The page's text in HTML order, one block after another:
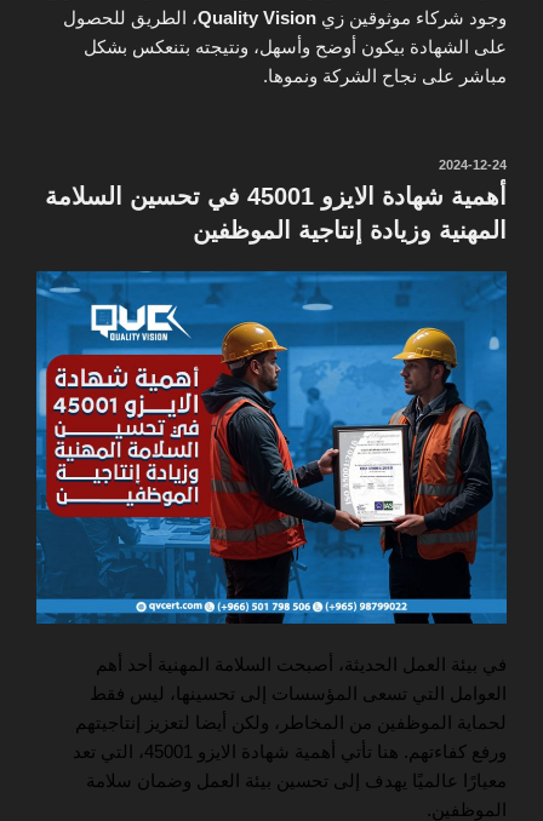
وجود شركاء موثوقين زي Quality Vision، الطريق للحصول
على الشهادة بيكون أوضح وأسهل، ونتيجته بتنعكس بشكل
مباشر على نجاح الشركة ونموها.
نُشر
في
2024-12-24
أهمية شهادة الايزو 45001 في تحسين السلامة
المهنية وزيادة إنتاجية الموظفين
في بيئة العمل الحديثة، أصبحت السلامة المهنية أحد أهم
العوامل التي تسعى المؤسسات إلى تحسينها، ليس فقط
لحماية الموظفين من المخاطر، ولكن أيضا لتعزيز إنتاجيتهم
ورفع كفاءتهم. هنا تأتي أهمية شهادة الايزو 45001، التي تعد
معيارًا عالميًا يهدف إلى تحسين بيئة العمل وضمان سلامة
الموظفين.